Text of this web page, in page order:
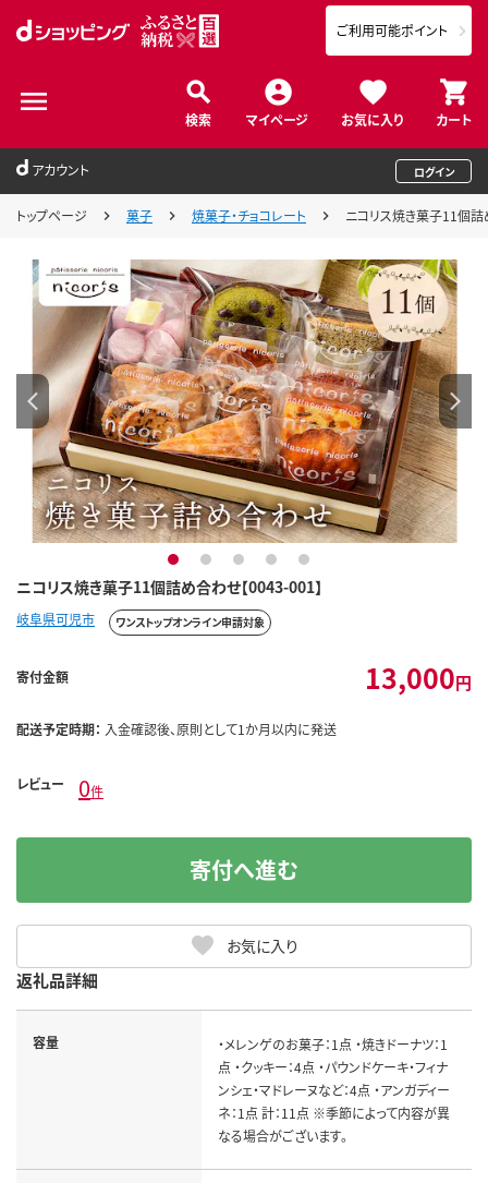
検索 マイページ お気に入り カート
ご利用可能ポイント
アカウント ログイン
トップページ 菓子 焼菓子・チョコレート ニコリス焼き菓子11個詰
ニコリス焼き菓子11個詰め合わせ【0043-001】
1 2 3 4 5
岐阜県可児市 ワンストップオンライン申請対象
寄付金額 13,000円
配送予定時期： 入金確認後、原則として1か月以内に発送
レビュー 0件
お気に入り
寄付へ進む
返礼品詳細
容量
・メレンゲのお菓子：1点 ・焼きドーナツ：1
点 ・クッキー：4点 ・パウンドケーキ・フィナ
ンシェ・マドレーヌなど：4点 ・アンガディー
ネ：1点 計：11点 ※季節によって内容が異
なる場合がございます。